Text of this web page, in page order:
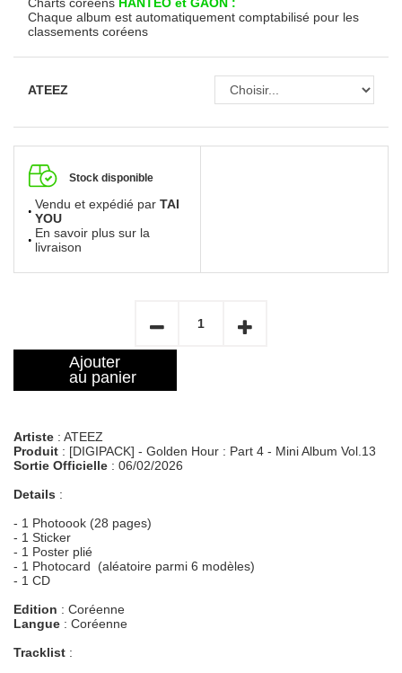
Chaque album est automatiquement comptabilisé pour les
classements coréens
ATEEZ
Stock disponible
Vendu et expédié par TAI
YOU
En savoir plus sur la
livraison
Ajouter
au panier
Artiste : ATEEZ
Produit : [DIGIPACK] - Golden Hour : Part 4 - Mini Album Vol.13
Sortie Officielle : 06/02/2026
Details :
- 1 Photoook (28 pages)
- 1 Sticker
- 1 Poster plié
- 1 Photocard (aléatoire parmi 6 modèles)
- 1 CD
Edition : Coréenne
Langue : Coréenne
Tracklist :